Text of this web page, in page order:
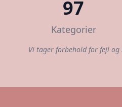
97
Kategorier
Vi tager forbehold for fejl